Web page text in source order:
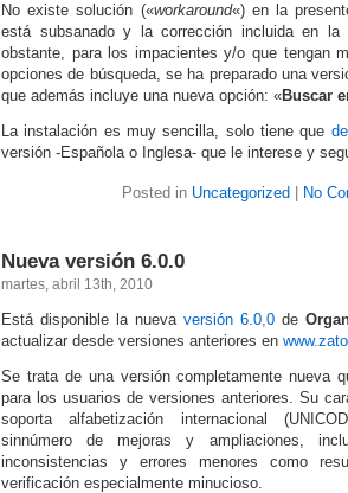
No existe solución («workaround«) en la
está subsanado y la corrección incluida en la
obstante, para los impacientes y/o que tengan
opciones de búsqueda, se ha preparado una
que además incluye una nueva opción: «Buscar
La instalación es muy sencilla, solo tiene que
versión -Española o Inglesa- que le interese y
Posted in Uncategorized No
Nueva versión 6.0.0
martes, abril 13th, 2010
Está disponible la nueva versión 6.0,0 de
actualizar desde versiones anteriores en
Se trata de una versión completamente nueva
para los usuarios de versiones anteriores. Su
soporta alfabetización internacional
sinnúmero de mejoras y ampliaciones,
inconsistencias y errores menores como
verificación especialmente minucioso.